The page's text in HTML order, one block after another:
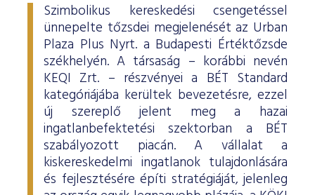
Szimbolikus kereskedési csengetéssel
ünnepelte tőzsdei megjelenését az Urban
Plaza Plus Nyrt. a Budapesti Értéktőzsde
székhelyén. A társaság – korábbi nevén
KEQI Zrt. – részvényei a BÉT Standard
kategóriájába kerültek bevezetésre, ezzel
új szereplő jelent meg a hazai
ingatlanbefektetési szektorban a BÉT
szabályozott piacán. A vállalat a
kiskereskedelmi ingatlanok tulajdonlására
és fejlesztésére építi stratégiáját, jelenleg